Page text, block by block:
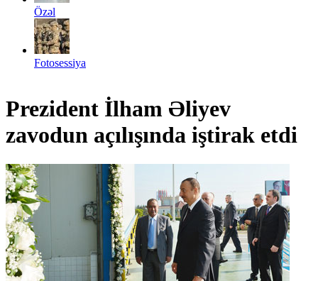
Özəl
Fotosessiya
Prezident İlham Əliyev
zavodun açılışında iştirak etdi